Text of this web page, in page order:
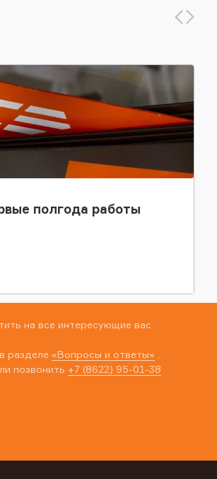
полгода работы
на все интересующие вас
разделе «Вопросы и ответы»
позвонить +7 (8622) 95-01-38